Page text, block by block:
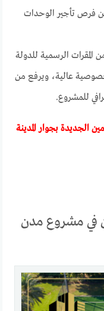
فرص تأجير الوحدات
المقرات الرسمية للدولة
عالية، ويرفع من
للمشروع.
الجديدة بجوار المدينة
في مشروع مدن